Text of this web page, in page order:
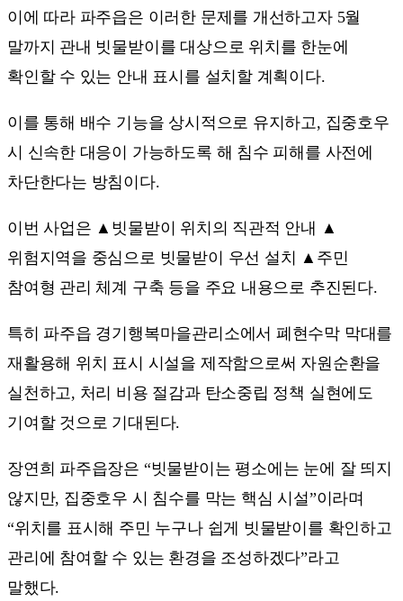
이에 따라 파주읍은 이러한 문제를 개선하고자 5월
말까지 관내 빗물받이를 대상으로 위치를 한눈에
확인할 수 있는 안내 표시를 설치할 계획이다.
이를 통해 배수 기능을 상시적으로 유지하고, 집중호우
시 신속한 대응이 가능하도록 해 침수 피해를 사전에
차단한다는 방침이다.
이번 사업은 ▲빗물받이 위치의 직관적 안내 ▲
위험지역을 중심으로 빗물받이 우선 설치 ▲주민
참여형 관리 체계 구축 등을 주요 내용으로 추진된다.
특히 파주읍 경기행복마을관리소에서 폐현수막 막대를
재활용해 위치 표시 시설을 제작함으로써 자원순환을
실천하고, 처리 비용 절감과 탄소중립 정책 실현에도
기여할 것으로 기대된다.
장연희 파주읍장은 “빗물받이는 평소에는 눈에 잘 띄지
않지만, 집중호우 시 침수를 막는 핵심 시설”이라며
“위치를 표시해 주민 누구나 쉽게 빗물받이를 확인하고
관리에 참여할 수 있는 환경을 조성하겠다”라고
말했다.